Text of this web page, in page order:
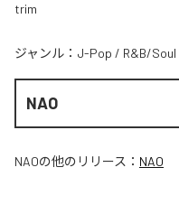
trim
ジャンル： J-Pop / R&B/Soul
NAO
NAOの他のリリース： NAO